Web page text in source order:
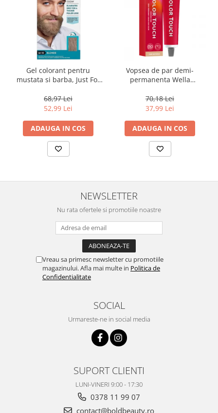
Gel colorant pentru
mustata si barba, Just For
Color Gel, 28 g
68,97 Lei
52,99 Lei
ADAUGA IN COS
Vopsea de par demi-
permanenta Wella
Cherry 10/0, 60 ml
70,18 Lei
37,99 Lei
ADAUGA IN COS
NEWSLETTER
Nu rata ofertele si promotiile noastre
Vreau sa primesc newsletter cu promotiile
magazinului. Afla mai multe in Politica de
Confidentialitate
SOCIAL
Urmareste-ne in social media
SUPORT CLIENTI
LUNI-VINERI 9:00 - 17:30
0378 11 99 07
contact@boldbeauty.ro